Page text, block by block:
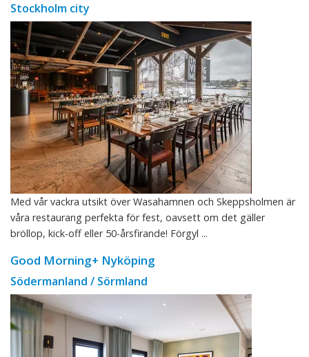
Stockholm city
Med vår vackra utsikt över Wasahamnen och Skeppsholmen är
våra restaurang perfekta för fest, oavsett om det gäller
bröllop, kick-off eller 50-årsfirande! Förgyl ...
Good Morning+ Nyköping
Södermanland / Sörmland